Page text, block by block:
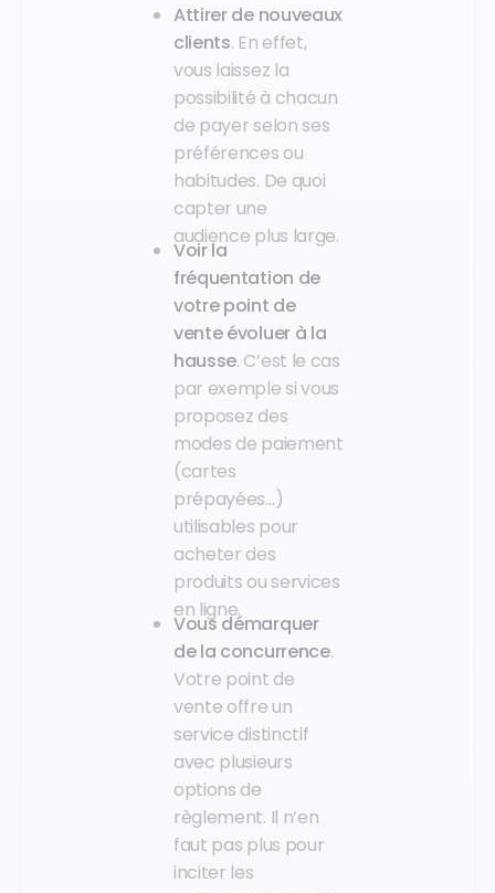
Attirer de nouveaux
clients. En effet,
vous laissez la
possibilité à chacun
de payer selon ses
préférences ou
habitudes. De quoi
capter une
audience plus large.
Voir la
fréquentation de
votre point de
vente évoluer à la
hausse. C’est le cas
par exemple si vous
proposez des
modes de paiement
(cartes
prépayées…)
utilisables pour
acheter des
produits ou services
en ligne.
Vous démarquer
de la concurrence.
Votre point de
vente offre un
service distinctif
avec plusieurs
options de
règlement. Il n’en
faut pas plus pour
inciter les